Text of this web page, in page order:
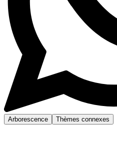
Arborescence Thèmes connexes